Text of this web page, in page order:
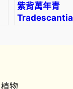
紫背萬年青
Tradescantia
植物